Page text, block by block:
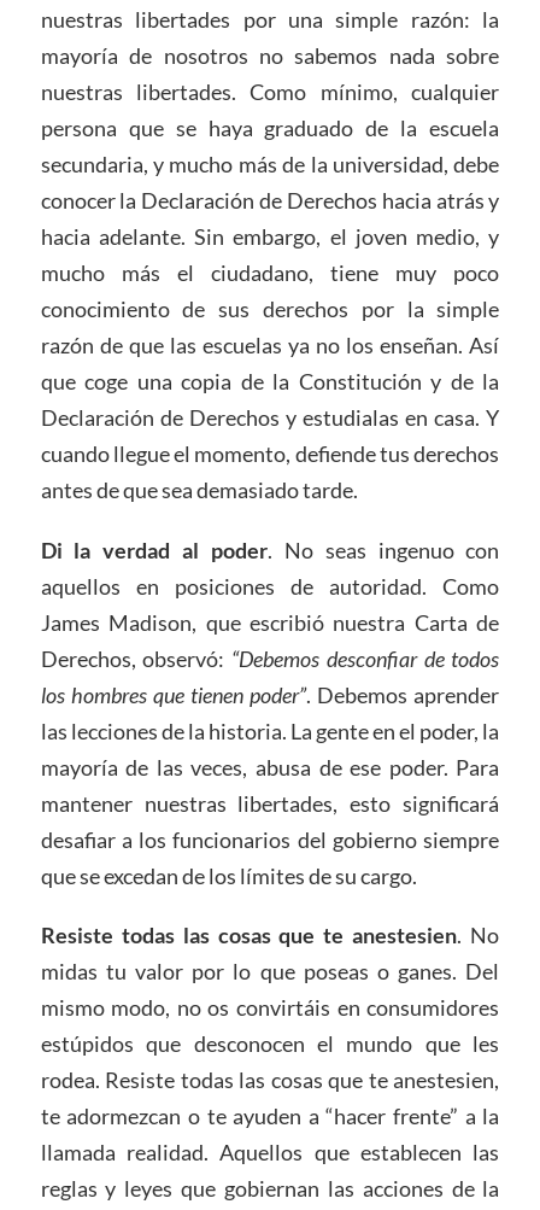
nuestras libertades por una simple razón: la
mayoría de nosotros no sabemos nada sobre
nuestras libertades. Como mínimo, cualquier
persona que se haya graduado de la escuela
secundaria, y mucho más de la universidad, debe
conocer la Declaración de Derechos hacia atrás y
hacia adelante. Sin embargo, el joven medio, y
mucho más el ciudadano, tiene muy poco
conocimiento de sus derechos por la simple
razón de que las escuelas ya no los enseñan. Así
que coge una copia de la Constitución y de la
Declaración de Derechos y estudialas en casa. Y
cuando llegue el momento, defiende tus derechos
antes de que sea demasiado tarde.
Di la verdad al poder. No seas ingenuo con
aquellos en posiciones de autoridad. Como
James Madison, que escribió nuestra Carta de
Derechos, observó: “Debemos desconfiar de todos
los hombres que tienen poder”. Debemos aprender
las lecciones de la historia. La gente en el poder, la
mayoría de las veces, abusa de ese poder. Para
mantener nuestras libertades, esto significará
desafiar a los funcionarios del gobierno siempre
que se excedan de los límites de su cargo.
Resiste todas las cosas que te anestesien. No
midas tu valor por lo que poseas o ganes. Del
mismo modo, no os convirtáis en consumidores
estúpidos que desconocen el mundo que les
rodea. Resiste todas las cosas que te anestesien,
te adormezcan o te ayuden a “hacer frente” a la
llamada realidad. Aquellos que establecen las
reglas y leyes que gobiernan las acciones de la